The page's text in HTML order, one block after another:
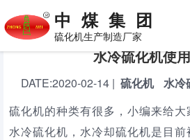
中煤集团
硫化机生产制造厂家
首页>产品百科
水冷硫化机使
DATE:2020-02-14| 硫化机 水冷
硫化机的种类有很多，小编来给
水冷硫化机，水冷却硫化机是目